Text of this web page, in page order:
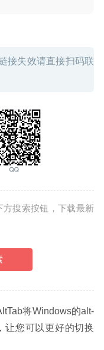
接失效请直接扫码联
搜索按钮，下载最新
将Windows的alt-
让您可以更好的切换